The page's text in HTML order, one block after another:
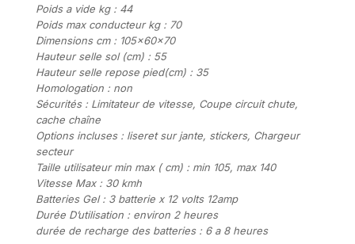
Poids a vide kg : 44
Poids max conducteur kg : 70
Dimensions cm : 105x60x70
Hauteur selle sol (cm) : 55
Hauteur selle repose pied(cm) : 35
Homologation : non
Sécurités : Limitateur de vitesse, Coupe circuit chute,
cache chaîne
Options incluses : liseret sur jante, stickers, Chargeur
secteur
Taille utilisateur min max ( cm) : min 105, max 140
Vitesse Max : 30 kmh
Batteries Gel : 3 batterie x 12 volts 12amp
Durée D’utilisation : environ 2 heures
durée de recharge des batteries : 6 a 8 heures